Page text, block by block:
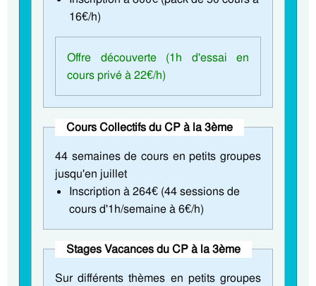
16€/h)
Offre découverte (1h d'essai en
cours privé à 22€/h)
Cours Collectifs du CP à la 3ème
44 semaines de cours en petits groupes
jusqu'en juillet
Inscription à 264€ (44 sessions de
cours d'1h/semaine à 6€/h)
Stages Vacances du CP à la 3ème
Sur différents thèmes en petits groupes